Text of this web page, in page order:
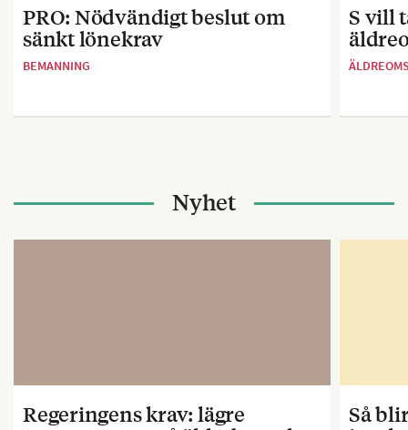
PRO: Nödvändigt beslut om
sänkt lönekrav
BEMANNING
S vill
Nyhet
Regeringens krav: lägre
Så